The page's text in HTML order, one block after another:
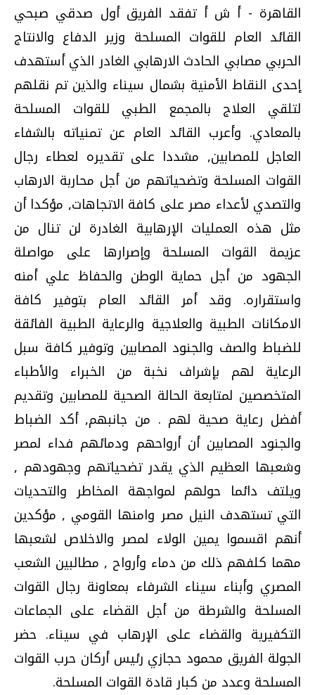
القاهرة - أ ش أ تفقد الفريق أول صدقي صبحي
القائد العام للقوات المسلحة وزير الدفاع والانتاج
الحربي مصابي الحادث الارهابي الغادر الذي أستهدف
إحدى النقاط الأمنية بشمال سيناء والذين تم نقلهم
لتلقي العلاج بالمجمع الطبي للقوات المسلحة
بالمعادي. وأعرب القائد العام عن تمنياته بالشفاء
العاجل للمصابين, مشددا على تقديره لعطاء رجال
القوات المسلحة وتضحياتهم من أجل محاربة الارهاب
والتصدي لأعداء مصر على كافة الاتجاهات, مؤكدا أن
مثل هذه العمليات الإرهابية الغادرة لن تنال من
عزيمة القوات المسلحة وإصرارها على مواصلة
الجهود من أجل حماية الوطن والحفاظ علي أمنه
واستقراره. وقد أمر القائد العام بتوفير كافة
الامكانات الطبية والعلاجية والرعاية الطبية الفائقة
للضباط والصف والجنود المصابين وتوفير كافة سبل
الرعاية لهم بإشراف نخبة من الخبراء والأطباء
المتخصصين لمتابعة الحالة الصحية للمصابين وتقديم
أفضل رعاية صحية لهم . من جانبهم, أكد الضباط
والجنود المصابين أن أرواحهم ودمائهم فداء لمصر
وشعبها العظيم الذي يقدر تضحياتهم وجهودهم ,
ويلتف دائما حولهم لمواجهة المخاطر والتحديات
التي تستهدف النيل مصر وامنها القومي , مؤكدين
أنهم اقسموا يمين الولاء لمصر والاخلاص لشعبها
مهما كلفهم ذلك من دماء وأرواح , مطالبين الشعب
المصري وأبناء سيناء الشرفاء بمعاونة رجال القوات
المسلحة والشرطة من أجل القضاء على الجماعات
التكفيرية والقضاء على الإرهاب في سيناء. حضر
الجولة الفريق محمود حجازي رئيس أركان حرب القوات
المسلحة وعدد من كبار قادة القوات المسلحة.